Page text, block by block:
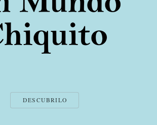
DESCUBRILO